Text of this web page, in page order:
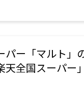
パー「マルト」
天全国スーパー